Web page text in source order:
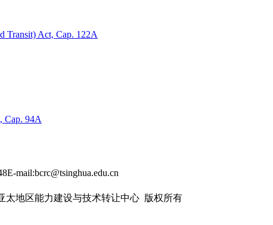
Transit) Act, Cap. 122A
Cap. 94A
E-mail:bcrc@tsinghua.edu.cn
太地区能力建设与技术转让中心 版权所有